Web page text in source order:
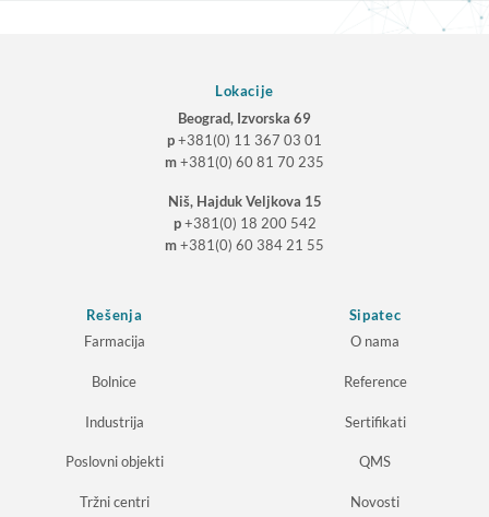
Lokacije
Beograd, Izvorska 69
p+381(0) 11 367 03 01
m+381(0) 60 81 70 235
Niš, Hajduk Veljkova 15
p+381(0) 18 200 542
m+381(0) 60 384 21 55
Rešenja
Farmacija
Bolnice
Industrija
Poslovni objekti
Tržni centri
Sipatec
O nama
Reference
Sertifikati
QMS
Novosti